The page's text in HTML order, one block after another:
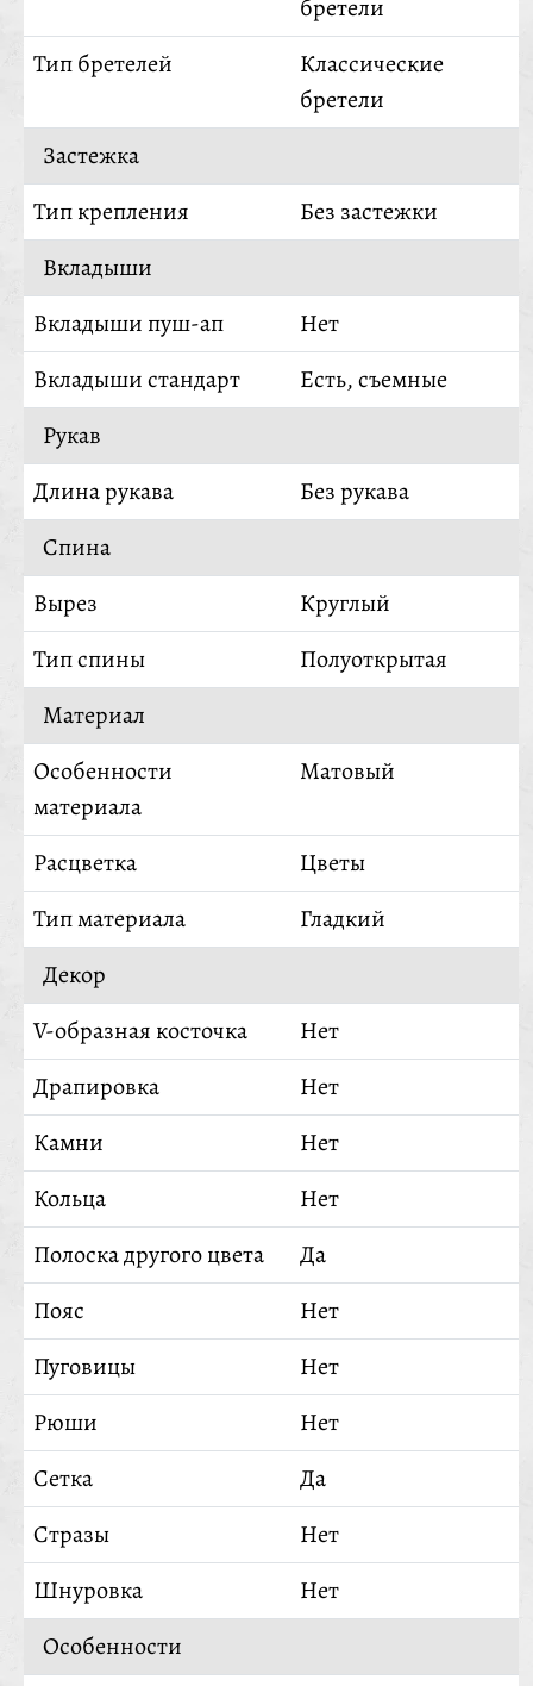
бретели
Тип бретелей
Классические
бретели
Застежка
Тип крепления
Без застежки
Вкладыши
Вкладыши пуш-ап
Нет
Вкладыши стандарт
Есть, съемные
Рукав
Длина рукава
Без рукава
Спина
Вырез
Круглый
Тип спины
Полуоткрытая
Материал
Особенности
материала
Матовый
Расцветка
Цветы
Тип материала
Гладкий
Декор
V-образная косточка
Нет
Драпировка
Нет
Камни
Нет
Кольца
Нет
Полоска другого цвета
Да
Пояс
Нет
Пуговицы
Нет
Рюши
Нет
Сетка
Да
Стразы
Нет
Шнуровка
Нет
Особенности